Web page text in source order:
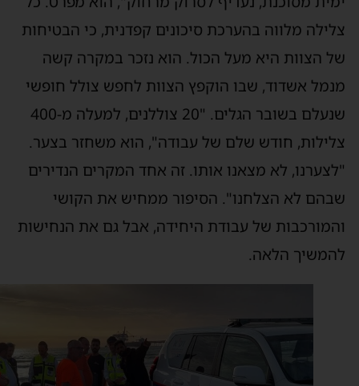
מלווה בהערכת סיכונים קפדנית, כי הבטיחות
הצוות היא מעל הכול. הוא נזכר במקרה קשה
אשדוד, שבו הוקפץ הצוות לחפש צולל חופשי
שנעלם בשובר הגלים. "20 צוללנים, למעלה מ-400
חודש שלם של עבודה", הוא משחזר בצער.
לא מצאנו אותו. זה אחד המקרים הנדירים
לא הצלחנו". הסיפור ממחיש את הקושי
של עבודת היחידה, אבל גם את הנחישות
הלאה.